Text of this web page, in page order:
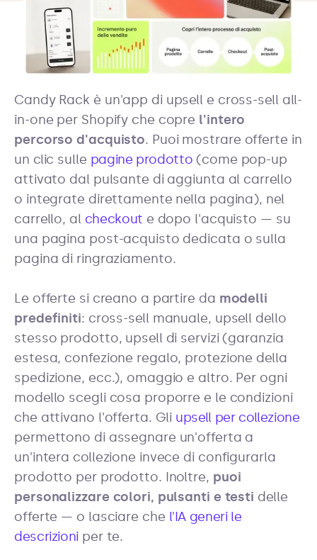
Candy Rack è un'app di upsell e cross-sell all-
in-one per Shopify che copre l'intero
percorso d'acquisto. Puoi mostrare offerte in
un clic sulle pagine prodotto (come pop-up
attivato dal pulsante di aggiunta al carrello
o integrate direttamente nella pagina), nel
carrello, al checkout e dopo l'acquisto — su
una pagina post-acquisto dedicata o sulla
pagina di ringraziamento.
Le offerte si creano a partire da modelli
predefiniti: cross-sell manuale, upsell dello
stesso prodotto, upsell di servizi (garanzia
estesa, confezione regalo, protezione della
spedizione, ecc.), omaggio e altro. Per ogni
modello scegli cosa proporre e le condizioni
che attivano l'offerta. Gli upsell per collezione
permettono di assegnare un'offerta a
un'intera collezione invece di configurarla
prodotto per prodotto. Inoltre, puoi
personalizzare colori, pulsanti e testi delle
offerte — o lasciare che l'IA generi le
descrizioni per te.